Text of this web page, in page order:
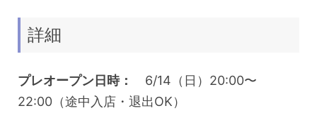
詳細
プレオープン日時：
6/14（日）20:00〜
22:00（途中入店・退出OK）